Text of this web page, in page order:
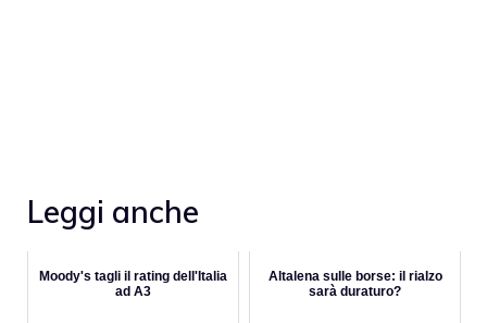
Leggi anche
Moody's tagli il rating dell'Italia
ad A3
Altalena sulle borse: il rialzo
sarà duraturo?